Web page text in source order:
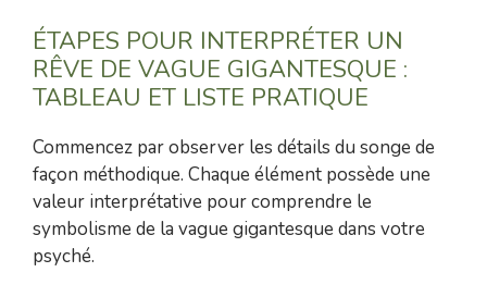
ÉTAPES POUR INTERPRÉTER UN
RÊVE DE VAGUE GIGANTESQUE :
TABLEAU ET LISTE PRATIQUE
Commencez par observer les détails du songe de
façon méthodique. Chaque élément possède une
valeur interprétative pour comprendre le
symbolisme de la vague gigantesque dans votre
psyché.